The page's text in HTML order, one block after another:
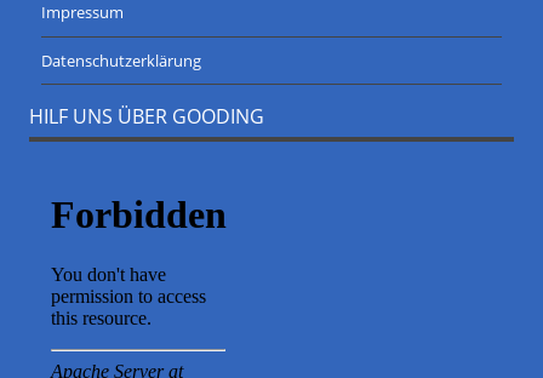
Impressum
Datenschutzerklärung
HILF UNS ÜBER GOODING